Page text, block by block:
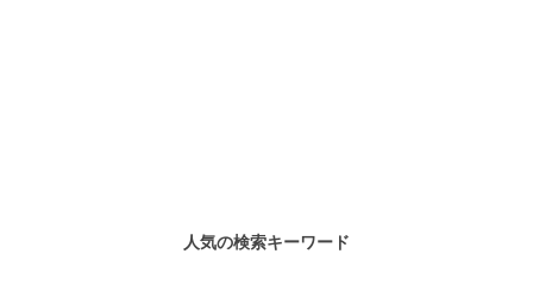
人気の検索キーワード